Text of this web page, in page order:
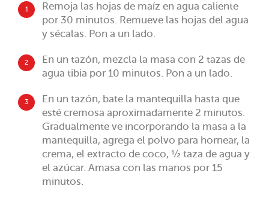
1
Remoja las hojas de maíz en agua caliente
por 30 minutos. Remueve las hojas del agua
y sécalas. Pon a un lado.
2
En un tazón, mezcla la masa con 2 tazas de
agua tibia por 10 minutos. Pon a un lado.
3
En un tazón, bate la mantequilla hasta que
esté cremosa aproximadamente 2 minutos.
Gradualmente ve incorporando la masa a la
mantequilla, agrega el polvo para hornear, la
crema, el extracto de coco, ½ taza de agua y
el azúcar. Amasa con las manos por 15
minutos.